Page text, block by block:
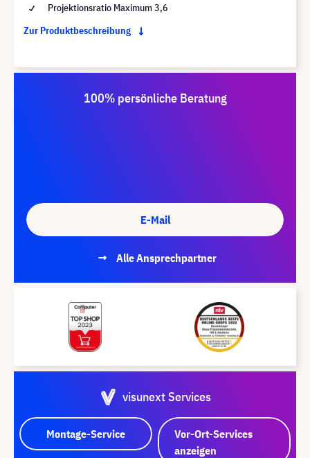
Projektionsratio Maximum 3,6
Zur Produktbeschreibung
100% persönliche Beratung
E-Mail
Alle Ansprechpartner
visunext Services
Montage-Service
Vor-Ort-Services
anzeigen